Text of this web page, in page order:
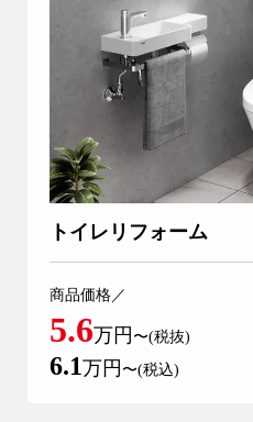
トイレリフォーム
商品価格／
5.6万円 〜(税抜)
6.1万円 〜(税込)